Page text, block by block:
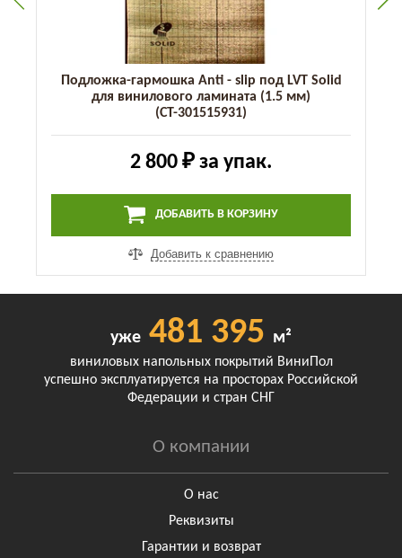
Подложка-гармошка Anti - slip под LVT Solid
для винилового ламината (1.5 мм)
(СТ-301515931)
2 800 ₽ за упак.
ДОБАВИТЬ В КОРЗИНУ
Добавить к сравнению
уже 481 395 м²
виниловых напольных покрытий ВиниПол
успешно эксплуатируется на просторах Российской
Федерации и стран СНГ
О компании
О нас
Реквизиты
Гарантии и возврат